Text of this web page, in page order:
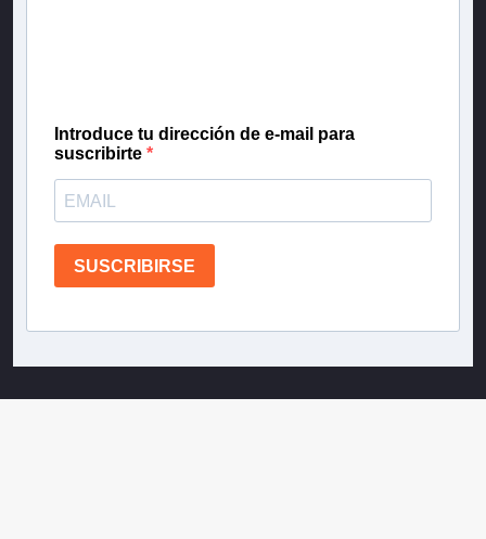
Introduce tu dirección de e-mail para
suscribirte
SUSCRIBIRSE